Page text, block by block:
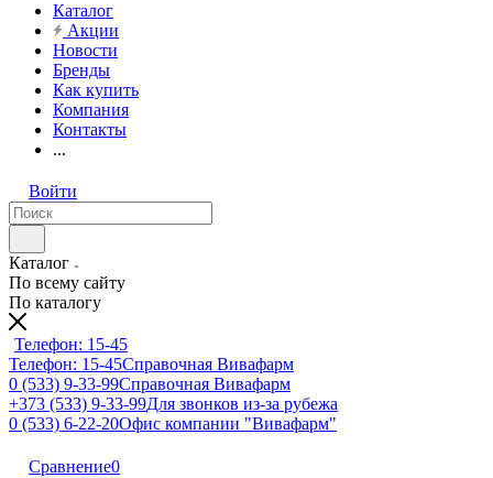
Каталог
Акции
Новости
Бренды
Как купить
Компания
Контакты
...
Войти
Каталог
По всему сайту
По каталогу
Телефон: 15-45
Телефон: 15-45Справочная Вивафарм
0 (533) 9-33-99Справочная Вивафарм
+373 (533) 9-33-99Для звонков из-за рубежа
0 (533) 6-22-20Офис компании "Вивафарм"
Сравнение0